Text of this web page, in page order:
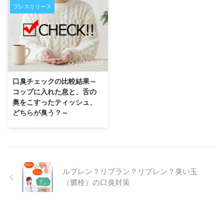
果 ルブレン喉・口臭トローチな
いいの製薬では、男女100人に
「会社で一番いやな臭い」に関す
るアンケートを実施 会社の人間
関係を悪化させかねない「臭い」
ですが、どんな臭いが一番いやな
のか、アンケートを実施しまし
た。 （実施：2020年1月 イン
ターネット上の男女100人） 【質
問１】：会社で一番いやな臭いは
何ですか？ 口臭 体臭 腋臭（ワキ
ガ） 足の臭い 頭の臭い 【結果
１】：口臭が1位、体臭が2位、ワ
キガが3位となりました 【質問
プレスリリース
2026/5/27
口臭チェックの比較結果～
コップに入れた息と、舌の
奥をこすったティッシュ、
どちらが臭う？～
クの比較結果～コップに入れた息
と、舌の奥をこすったティッシ
ュ、どちらが臭う？～」をご報告
します。 （調査：2020年1月
ルブレン？リブラン？リブレン？臭い玉
（膿栓）の口臭対策